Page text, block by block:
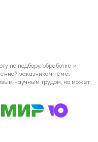
по подбору, обработке и
заказчиком теме.
научным трудом, но может